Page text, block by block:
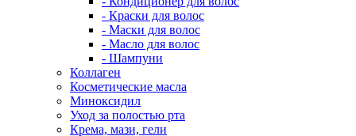
- Краски для волос
- Маски для волос
- Масло для волос
- Шампуни
Коллаген
Косметические масла
Миноксидил
Уход за полостью рта
Крема, мази, гели